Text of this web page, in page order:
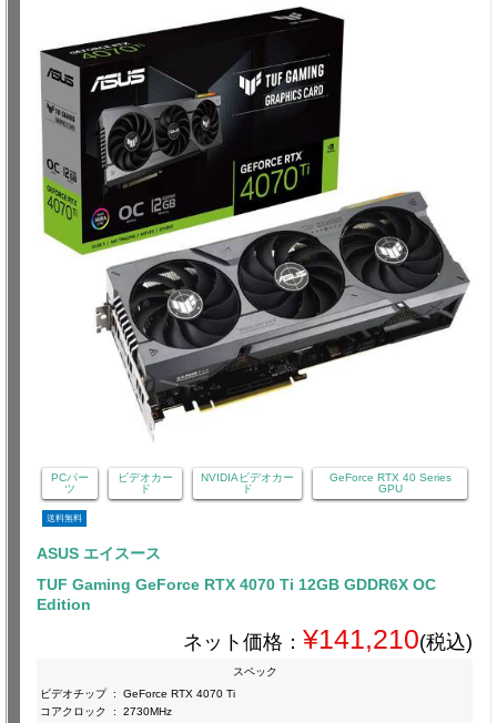
PCパー
ツ
ビデオカー
ド
NVIDIAビデオカー
ド
GeForce RTX 40 Series
GPU
送料無料
ASUS エイスース
TUF Gaming GeForce RTX 4070 Ti 12GB GDDR6X OC
Edition
ネット価格： ¥141,210(税込)
スペック
ビデオチップ :
GeForce RTX 4070 Ti
コアクロック
:
2730MHz